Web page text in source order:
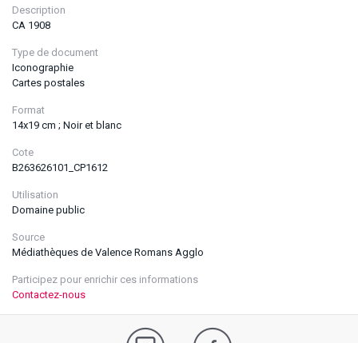
Description
CA 1908
Type de document
Iconographie
Cartes postales
Format
14x19 cm ; Noir et blanc
Cote
B263626101_CP1612
Utilisation
Domaine public
Source
Médiathèques de Valence Romans Agglo
Participez pour enrichir ces informations
Contactez-nous